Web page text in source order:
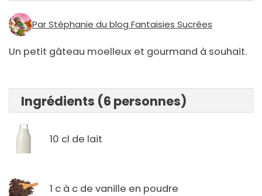
Par Stéphanie du blog Fantaisies Sucrées
Un petit gâteau moelleux et gourmand à souhait.
Ingrédients (6 personnes)
10 cl de lait
1 c à c de vanille en poudre